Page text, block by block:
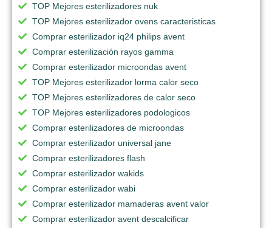
TOP Mejores esterilizadores nuk
TOP Mejores esterilizador ovens caracteristicas
Comprar esterilizador iq24 philips avent
Comprar esterilización rayos gamma
Comprar esterilizador microondas avent
TOP Mejores esterilizador lorma calor seco
TOP Mejores esterilizadores de calor seco
TOP Mejores esterilizadores podologicos
Comprar esterilizadores de microondas
Comprar esterilizador universal jane
Comprar esterilizadores flash
Comprar esterilizador wakids
Comprar esterilizador wabi
Comprar esterilizador mamaderas avent valor
Comprar esterilizador avent descalcificar